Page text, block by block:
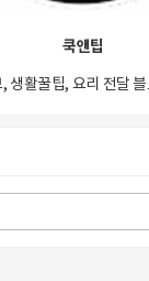
쿡앤팁
생활꿀팁, 요리 전달